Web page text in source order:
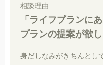
相談理由
「ライフプランに
プランの提案が欲し
身だしなみがきちんとし